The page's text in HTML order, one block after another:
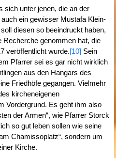
sich unter jenen, die an der
ein gewisser Mustafa Klein-
diesen so beeindruckt haben,
genommen hat, die
veröffentlicht wurde.[10] Sein
Pfarrer sei es gar nicht wirklich
aus den Hangars des
Friedhöfe gegangen. Vielmehr
kircheneigenen
Vordergrund. Es geht ihm also
der Armen“, wie Pfarrer Storck
so gut leben sollen wie seine
Chamissoplatz“, sondern um
Kirche.